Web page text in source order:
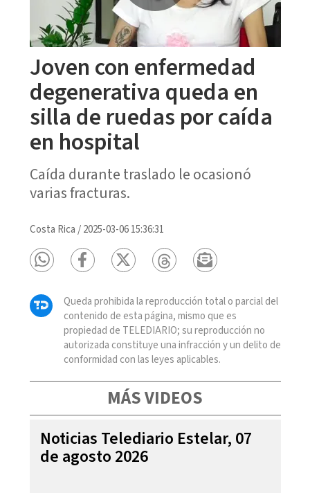
Joven con enfermedad
degenerativa queda en
silla de ruedas por caída
en hospital
Caída durante traslado le ocasionó
varias fracturas.
Costa Rica /2025-03-06 15:36:31
Queda prohibida la reproducción total o parcial del
contenido de esta página, mismo que es
propiedad de TELEDIARIO; su reproducción no
autorizada constituye una infracción y un delito de
conformidad con las leyes aplicables.
MÁS VIDEOS
Noticias Telediario Estelar, 07
de agosto 2026